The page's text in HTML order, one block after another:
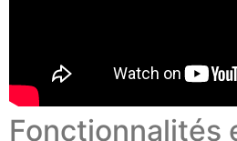
Fonctionnalités